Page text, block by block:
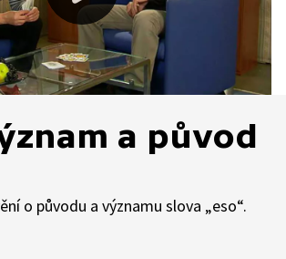
a původ
o původu a významu slova „eso“.